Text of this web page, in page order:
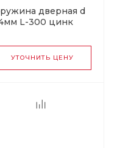
дверная d
L-300 цинк
УТОЧНИТЬ ЦЕНУ